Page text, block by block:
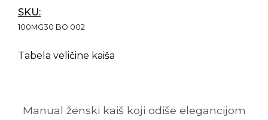
SKU:
100MG30 BO 002
Tabela veličine kaiša
Manual ženski kaiš koji odiše elegancijom